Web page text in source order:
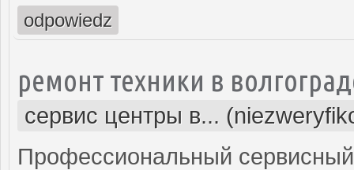
odpowiedz
ремонт техники в
сервис центры в...
Профессиональный